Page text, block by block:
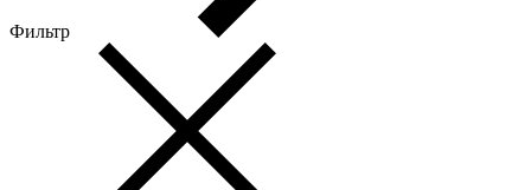
Фильтр